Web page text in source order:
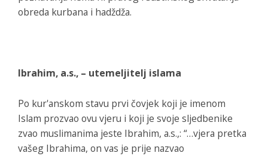
obreda kurbana i hadždža.
Ibrahim, a.s., – utemeljitelj islama
Po kur'anskom stavu prvi čovjek koji je imenom
Islam prozvao ovu vjeru i koji je svoje sljedbenike
zvao musli­manima jeste Ibrahim, a.s.,: “…vjera pretka
vašeg Ibrahima, on vas je prije nazvao